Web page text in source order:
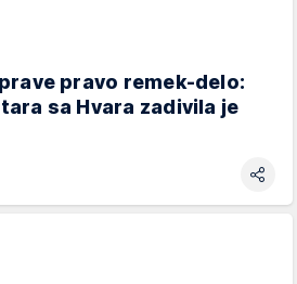
pravo remek-delo:
sa Hvara zadivila je